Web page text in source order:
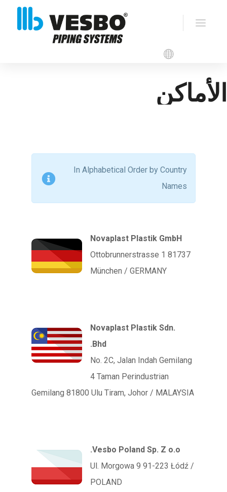
الأماكن
In Alphabetical Order by Country
Names
Novaplast Plastik GmbH
Ottobrunnerstrasse 1 81737
München / GERMANY
Novaplast Plastik Sdn.
Bhd.
No. 2C, Jalan Indah Gemilang
4 Taman Perindustrian
Gemilang 81800 Ulu Tiram, Johor / MALAYSIA
Vesbo Poland Sp. Z o.o.
Ul. Morgowa 9 91-223 Łódź /
POLAND